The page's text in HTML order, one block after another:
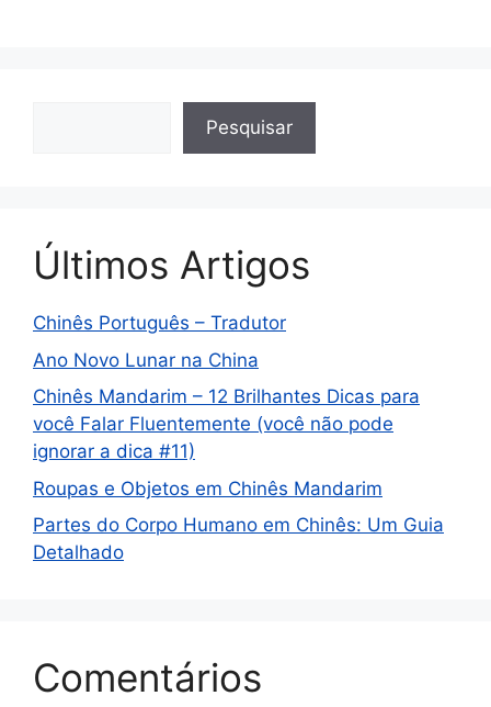
Pesquisar
Últimos Artigos
Chinês Português – Tradutor
Ano Novo Lunar na China
Chinês Mandarim – 12 Brilhantes Dicas para
você Falar Fluentemente (você não pode
ignorar a dica #11)
Roupas e Objetos em Chinês Mandarim
Partes do Corpo Humano em Chinês: Um Guia
Detalhado
Comentários